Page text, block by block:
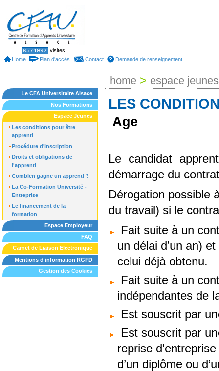
content.
Skip
navigation
6574092 visites
Home
Plan d'accès Contact Demande de renseignement
Le CFA Universitaire Alsace
Nos Formations
Espace Jeunes
Les conditions pour être
apprenti
Procédure d'inscription
Droits et obligations de
l'apprenti
Combien gagne un apprenti ?
La Co-Formation Université -
Entreprise
Le financement de la
formation
Espace Employeur
FAQ
Carnet de Liaison Electronique
Mentions d'information RGPD
Gestion des Cookies
home > espace jeunes
LES
Age
Le candidat
démarrage du
Dérogation possible
du travail) si le
Fait suite à un
un délai d’un an)
celui déjà obtenu.
Fait suite à un
indépendantes de
Est souscrit par
Est souscrit par
reprise
d’un diplôme ou